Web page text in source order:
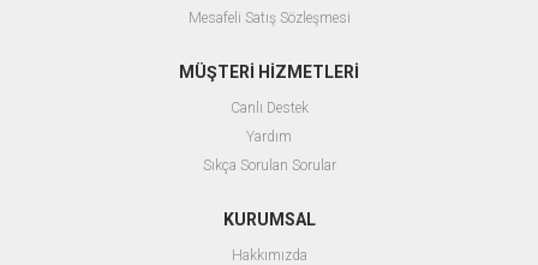
Mesafeli Satış Sözleşmesi
MÜŞTERİ HİZMETLERİ
Canlı Destek
Yardım
Sıkça Sorulan Sorular
KURUMSAL
Hakkımızda